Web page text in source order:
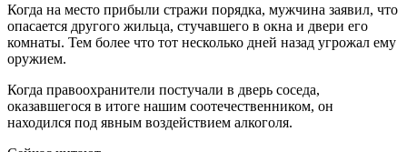
Когда на место прибыли стражи порядка, мужчина заявил, что
опасается другого жильца, стучавшего в окна и двери его
комнаты. Тем более что тот несколько дней назад угрожал ему
оружием.
Когда правоохранители постучали в дверь соседа,
оказавшегося в итоге нашим соотечественником, он
находился под явным воздействием алкоголя.